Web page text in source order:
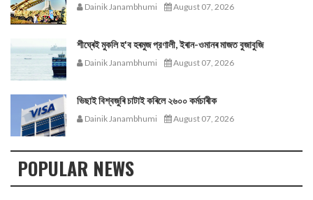
Dainik Janambhumi August 07, 2026
শীঘ্ৰেই মুকলি হ'ব হৰমুজ প্রণালী, ইৰান-ওমানৰ মাজত বুজাবুজি
Dainik Janambhumi August 07, 2026
ভিছাই বিশ্বজুৰি চাটাই কৰিলে ২৬০০ কৰ্মচাৰীক
Dainik Janambhumi August 07, 2026
POPULAR NEWS